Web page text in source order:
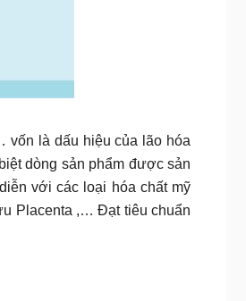
vốn là dấu hiệu của lão hóa
dòng sản phẩm được sản
với các loại hóa chất mỹ
Placenta ,… Đạt tiêu chuẩn